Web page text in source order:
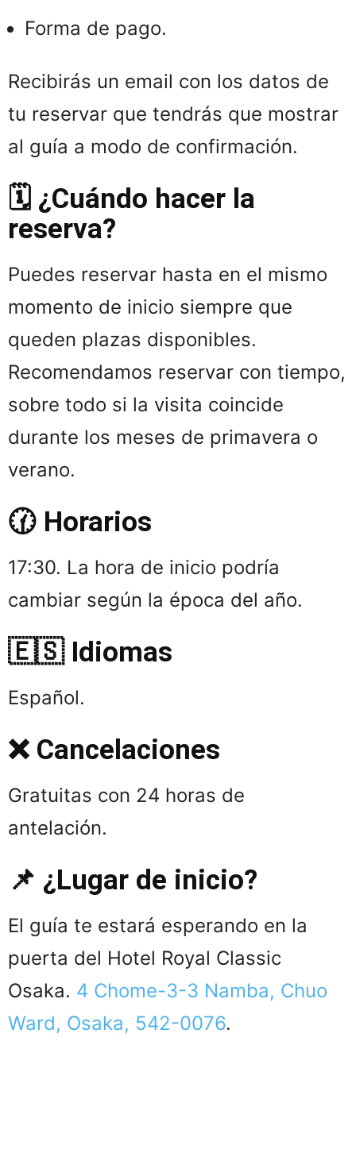
Forma de pago.
Recibirás un email con los datos de
tu reservar que tendrás que mostrar
al guía a modo de confirmación.
🗓️ ¿Cuándo hacer la
reserva?
Puedes reservar hasta en el mismo
momento de inicio siempre que
queden plazas disponibles.
Recomendamos reservar con tiempo,
sobre todo si la visita coincide
durante los meses de primavera o
verano.
🕜 Horarios
17:30. La hora de inicio podría
cambiar según la época del año.
🇪🇸 Idiomas
Español.
❌ Cancelaciones
Gratuitas con 24 horas de
antelación.
📌 ¿Lugar de inicio?
El guía te estará esperando en la
puerta del Hotel Royal Classic
Osaka. 4 Chome-3-3 Namba, Chuo
Ward, Osaka, 542-0076.